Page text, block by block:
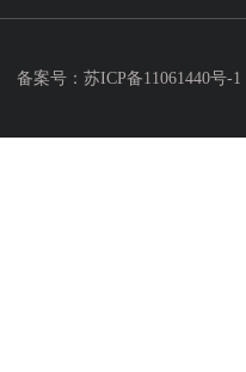
备案号：苏ICP备11061440号-1